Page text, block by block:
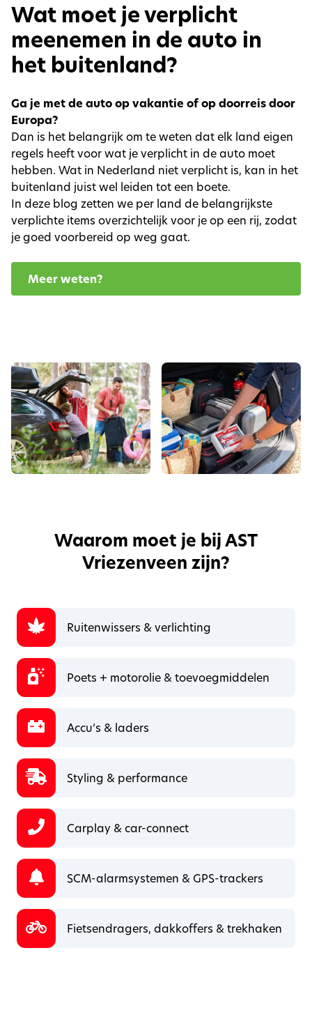
Wat moet je verplicht
meenemen in de auto in
het buitenland?
Ga je met de auto op vakantie of op doorreis door
Europa?
Dan is het belangrijk om te weten dat elk land eigen
regels heeft voor wat je verplicht in de auto moet
hebben. Wat in Nederland niet verplicht is, kan in het
buitenland juist wel leiden tot een boete.
In deze blog zetten we per land de belangrijkste
verplichte items overzichtelijk voor je op een rij, zodat
je goed voorbereid op weg gaat.
Meer weten?
Waarom moet je bij AST
Vriezenveen zijn?
Ruitenwissers & verlichting
Poets + motorolie & toevoegmiddelen
Accu’s & laders
Styling & performance
Carplay & car-connect
SCM-alarmsystemen & GPS-trackers
Fietsendragers, dakkoffers & trekhaken